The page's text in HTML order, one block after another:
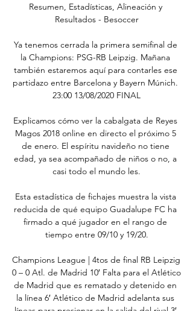
Resumen, Estadísticas, Alineación y
Resultados - Besoccer
Ya tenemos cerrada la primera semifinal de
la Champions: PSG-RB Leipzig. Mañana
también estaremos aquí para contarles ese
partidazo entre Barcelona y Bayern Múnich.
23:00 13/08/2020 FINAL
Explicamos cómo ver la cabalgata de Reyes
Magos 2018 online en directo el próximo 5
de enero. El espíritu navideño no tiene
edad, ya sea acompañado de niños o no, a
casi todo el mundo les.
Esta estadística de fichajes muestra la vista
reducida de qué equipo Guadalupe FC ha
firmado a qué jugador en el rango de
tiempo entre 09/10 y 19/20.
Champions League | 4tos de final RB Leipzig
0 – 0 Atl. de Madrid 10′ Falta para el Atlético
de Madrid que es rematado y detenido en
la línea 6′ Atlético de Madrid adelanta sus